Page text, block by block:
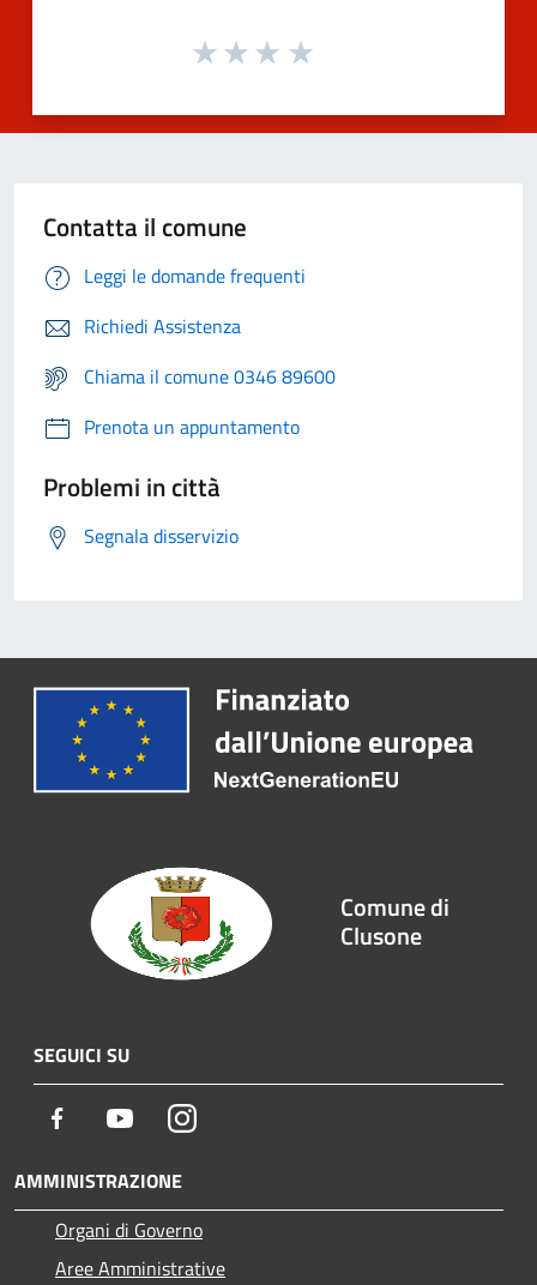
Contatta il comune
Leggi le domande frequenti
Richiedi Assistenza
Chiama il comune 0346 89600
Prenota un appuntamento
Problemi in città
Segnala disservizio
Comune di
Clusone
SEGUICI SU
Facebook YoutubeInstagram
AMMINISTRAZIONE
Organi di Governo
Aree Amministrative